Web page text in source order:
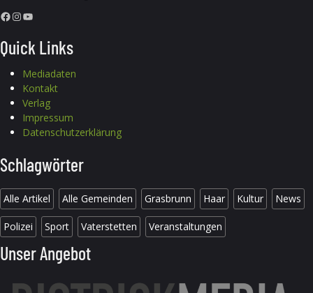
Facebook InstagramYouTube
Quick Links
Mediadaten
Kontakt
Verlag
Impressum
Datenschutzerklärung
Schlagwörter
Alle Artikel Alle Gemeinden Grasbrunn Haar Kultur News
Polizei Sport Vaterstetten Veranstaltungen
Unser Angebot